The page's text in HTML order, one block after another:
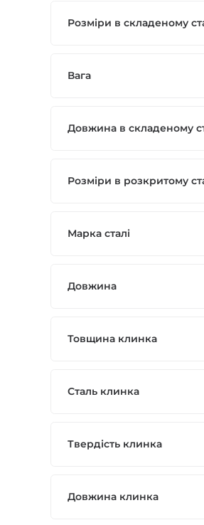
Розміри в складеному
Вага
Довжина в складеному
Розміри в розкритому
Марка сталі
Довжина
Товщина клинка
Сталь клинка
Твердість клинка
Довжина клинка